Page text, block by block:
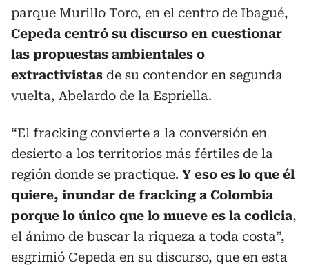
parque Murillo Toro, en el centro de Ibagué,
Cepeda centró su discurso en cuestionar
las propuestas ambientales o
extractivistas de su contendor en segunda
vuelta, Abelardo de la Espriella.
“El fracking convierte a la conversión en
desierto a los territorios más fértiles de la
región donde se practique. Y eso es lo que él
quiere, inundar de fracking a Colombia
porque lo único que lo mueve es la codicia,
el ánimo de buscar la riqueza a toda costa”,
esgrimió Cepeda en su discurso, que en esta